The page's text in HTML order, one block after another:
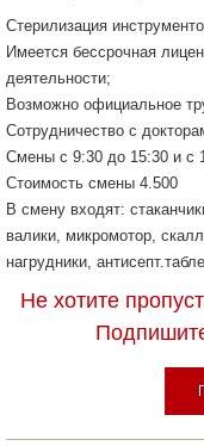
Стерилизация
Имеется бессрочная
деятельности;
Возможно официальное
Сотрудничество с
Cмены с 9:30 до 15:30 и c
Стоимость смены 4.500
В смену входят:
валики, микромотор,
нагрудники,
Не хотите